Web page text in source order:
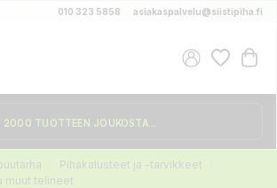
010 323 5858 asiakaspalvelu@siistipiha.fi
Pihakalusteet ja -tarvikkeet
muut telineet